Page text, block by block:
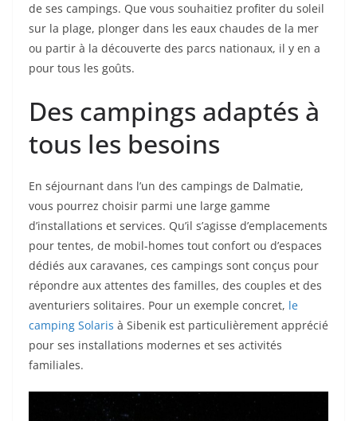
de ses campings. Que vous souhaitiez profiter du soleil
sur la plage, plonger dans les eaux chaudes de la mer
ou partir à la découverte des parcs nationaux, il y en a
pour tous les goûts.
Des campings adaptés à
tous les besoins
En séjournant dans l’un des campings de Dalmatie,
vous pourrez choisir parmi une large gamme
d’installations et services. Qu’il s’agisse d’emplacements
pour tentes, de mobil-homes tout confort ou d’espaces
dédiés aux caravanes, ces campings sont conçus pour
répondre aux attentes des familles, des couples et des
aventuriers solitaires. Pour un exemple concret, le
camping Solaris à Sibenik est particulièrement apprécié
pour ses installations modernes et ses activités
familiales.